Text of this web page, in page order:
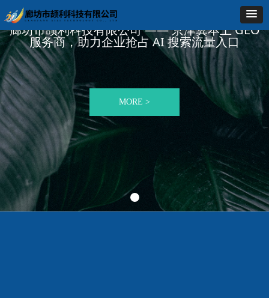
廊坊市颉利科技有限公司 —— 京津冀本土 GEO
服务商，助力企业抢占 AI 搜索流量入口
MORE >